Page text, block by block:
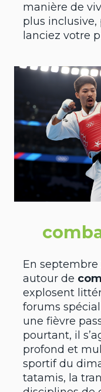
manière de
plus inclusive,
lanciez votre
En septembre
autour de
explosent
forums
une fièvre
pourtant, il
profond et
sportif du
tatamis, la